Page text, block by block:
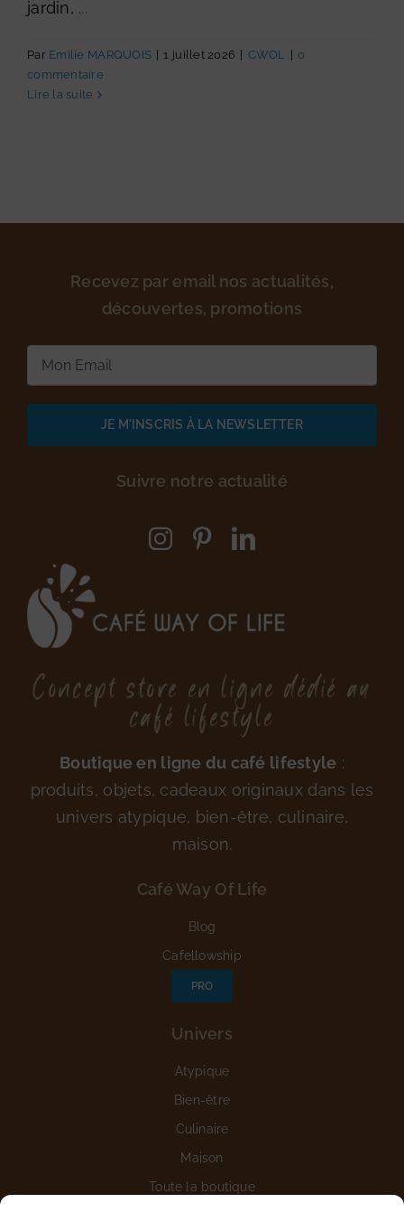
jardin, ...
Par Emilie MARQUOIS 1 juillet 2026 CWOL
0
commentaire
Lire la suite
Recevez par email nos actualités,
découvertes, promotions
Suivre notre actualité
Concept store en ligne dédié au
café lifestyle
Boutique en ligne du café lifestyle :
produits, objets, cadeaux originaux dans les
univers atypique, bien-être, culinaire,
maison.
Café Way Of Life
Blog
Cafellowship
PRO
Univers
Atypique
Bien-être
Culinaire
Maison
Toute la boutique